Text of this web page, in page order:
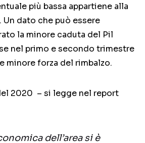
più bassa appartiene alla
Un dato che può essere
la minore caduta del Pil
nel primo e secondo trimestre
minore forza del rimbalzo.
2020 – si legge nel report
dell’area si è